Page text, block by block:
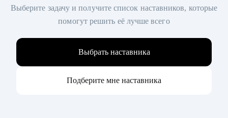
Выберите задачу и получите список наставников, которые
помогут решить её лучше всего
Выбрать наставника
Подберите мне наставника